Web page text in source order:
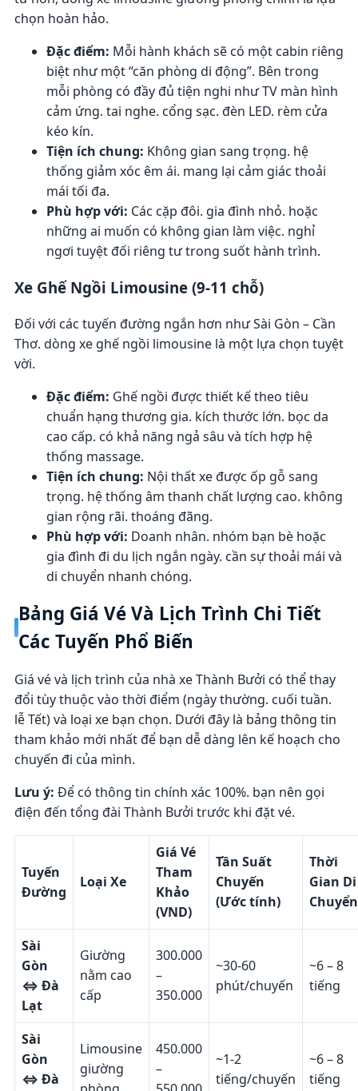
chọn hoàn hảo.
Đặc điểm: Mỗi hành khách sẽ có một cabin riêng
biệt như một “căn phòng di động”. Bên trong
mỗi phòng có đầy đủ tiện nghi như TV màn hình
cảm ứng. tai nghe. cổng sạc. đèn LED. rèm cửa
kéo kín.
Tiện ích chung: Không gian sang trọng. hệ
thống giảm xóc êm ái. mang lại cảm giác thoải
mái tối đa.
Phù hợp với: Các cặp đôi. gia đình nhỏ. hoặc
những ai muốn có không gian làm việc. nghỉ
ngơi tuyệt đối riêng tư trong suốt hành trình.
Xe Ghế Ngồi Limousine (9-11 chỗ)
Đối với các tuyến đường ngắn hơn như Sài Gòn – Cần
Thơ. dòng xe ghế ngồi limousine là một lựa chọn tuyệt
vời.
Đặc điểm: Ghế ngồi được thiết kế theo tiêu
chuẩn hạng thương gia. kích thước lớn. bọc da
cao cấp. có khả năng ngả sâu và tích hợp hệ
thống massage.
Tiện ích chung: Nội thất xe được ốp gỗ sang
trọng. hệ thống âm thanh chất lượng cao. không
gian rộng rãi. thoáng đãng.
Phù hợp với: Doanh nhân. nhóm bạn bè hoặc
gia đình đi du lịch ngắn ngày. cần sự thoải mái và
di chuyển nhanh chóng.
Bảng Giá Vé Và Lịch Trình Chi Tiết
Các Tuyến Phổ Biến
Giá vé và lịch trình của nhà xe Thành Bưởi có thể thay
đổi tùy thuộc vào thời điểm (ngày thường. cuối tuần.
lễ Tết) và loại xe bạn chọn. Dưới đây là bảng thông tin
tham khảo mới nhất để bạn dễ dàng lên kế hoạch cho
chuyến đi của mình.
Lưu ý: Để có thông tin chính xác 100%. bạn nên gọi
điện đến tổng đài Thành Bưởi trước khi đặt vé.
Tuyến
Đường
Loại Xe
Giá Vé
Tham
Khảo
(VND)
Tần Suất
Chuyến
(Ước tính)
Thời
Gian Di
Chuyển
Sài
Gòn
⇔ Đà
Lạt
Giường
nằm cao
cấp
300.000
–
350.000
~30-60
phút/chuyến
~6 – 8
tiếng
Sài
Gòn
⇔ Đà
Limousine
giường
450.000
–
~1-2
tiếng/chuyến
~6 – 8
tiếng